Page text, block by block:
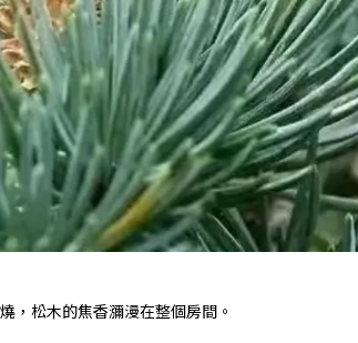
，松木的焦香瀰漫在整個房間。